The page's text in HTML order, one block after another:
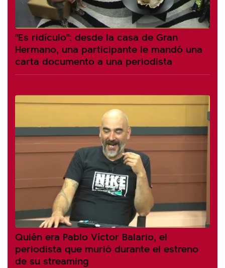
"Es ridículo": desde la casa de Gran
Hermano, una participante le mandó una
carta documento a una periodista
Quién era Pablo Víctor Balario, el
periodista que murió durante el estreno
de su streaming